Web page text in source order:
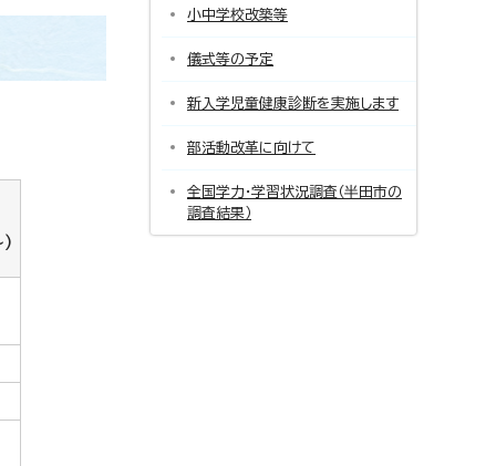
小中学校改築等
儀式等の予定
新入学児童健康診断を実施します
部活動改革に向けて
全国学力・学習状況調査（半田市の
調査結果）